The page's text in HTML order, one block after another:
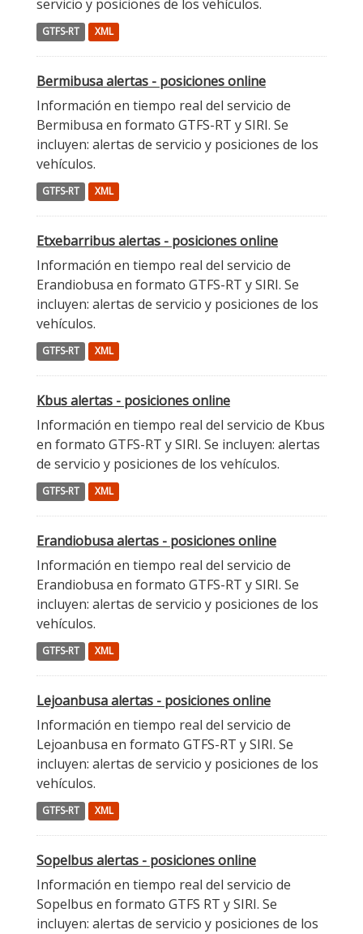
servicio y posiciones de los vehículos.
GTFS-RT XML
Bermibusa alertas - posiciones online
Información en tiempo real del servicio de
Bermibusa en formato GTFS-RT y SIRI. Se
incluyen: alertas de servicio y posiciones de los
vehículos.
GTFS-RT XML
Etxebarribus alertas - posiciones online
Información en tiempo real del servicio de
Erandiobusa en formato GTFS-RT y SIRI. Se
incluyen: alertas de servicio y posiciones de los
vehículos.
GTFS-RT XML
Kbus alertas - posiciones online
Información en tiempo real del servicio de Kbus
en formato GTFS-RT y SIRI. Se incluyen: alertas
de servicio y posiciones de los vehículos.
GTFS-RT XML
Erandiobusa alertas - posiciones online
Información en tiempo real del servicio de
Erandiobusa en formato GTFS-RT y SIRI. Se
incluyen: alertas de servicio y posiciones de los
vehículos.
GTFS-RT XML
Lejoanbusa alertas - posiciones online
Información en tiempo real del servicio de
Lejoanbusa en formato GTFS-RT y SIRI. Se
incluyen: alertas de servicio y posiciones de los
vehículos.
GTFS-RT XML
Sopelbus alertas - posiciones online
Información en tiempo real del servicio de
Sopelbus en formato GTFS RT y SIRI. Se
incluyen: alertas de servicio y posiciones de los